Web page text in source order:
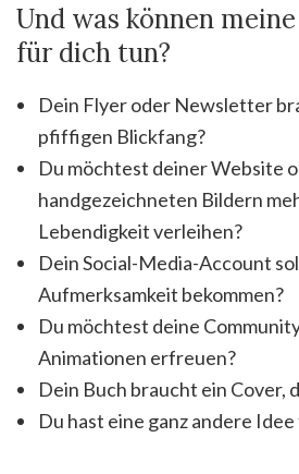
Und was können
für dich tun?
Dein Flyer oder Newsletter
pfiffigen Blickfang?
Du möchtest deiner Website
handgezeichneten Bildern
Lebendigkeit verleihen?
Dein Social-Media-Account
Aufmerksamkeit bekommen?
Du möchtest deine
Animationen erfreuen?
Dein Buch braucht ein Cover,
Du hast eine ganz andere